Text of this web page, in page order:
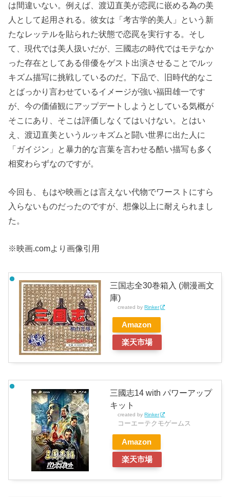
は間違いない。例えば、渡辺直美が恋罠に嵌める為の美
人として起用される。彼女は「考古学的美人」という新
たなレッテルを貼られた状態で恋罠を実行する。そし
て、現代では美人扱いだが、三國志の時代ではモテなか
った存在としてある俳優をゲスト出演させることでルッ
キズム描写に挑戦しているのだ。下品で、旧時代的なこ
とばっかり言わせているイメージが強い福田雄一です
が、今の価値観にアップデートしようとしている気概が
そこにあり、そこは評価しなくてはいけない。とはい
え、渡辺直美というルッキズムと闘い世界に出た人に
「ガイジン」と暴力的な言葉を言わせる酷い描写も多く
相変わらずなのですが。
今回も、もはや映画とは言えない代物でワーストにすら
入らないものだったのですが、想像以上に耐えられまし
た。
※映画.comより画像引用
三国志全30巻箱入 (潮漫画文
庫)
created byRinker
Amazon
楽天市場
三國志14 with パワーアップ
キット
created byRinker
コーエーテクモゲームス
Amazon
楽天市場